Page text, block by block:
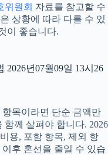
위원회 자료를 참고할 수
상황에 따라 다를 수 있
이 좋습니다.
년07월09일 13시26
목이라면 단순 금액만
께 살펴야 합니다. 2026
용, 포함 항목, 제외 항
후 혼선을 줄일 수 있습